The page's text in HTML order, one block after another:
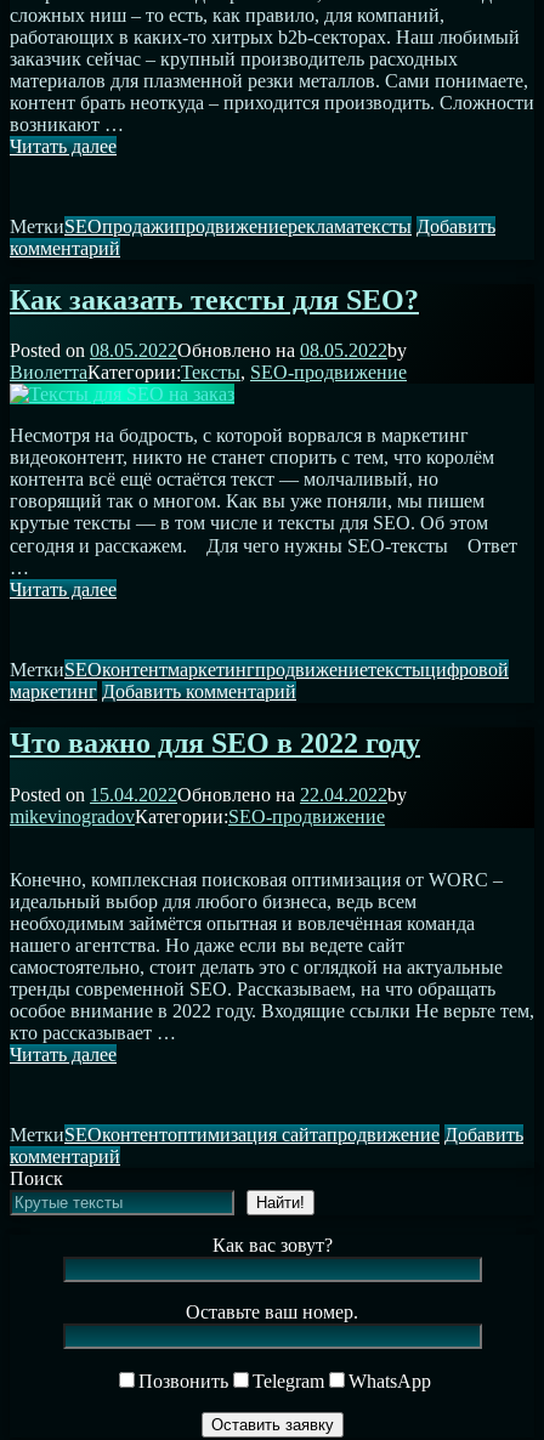
сложных ниш – то есть, как правило, для компаний,
работающих в каких-то хитрых b2b-секторах. Наш любимый
заказчик сейчас – крупный производитель расходных
материалов для плазменной резки металлов. Сами понимаете,
контент брать неоткуда – приходится производить. Сложности
возникают …
Читать далееКак
сложных
ниш
МеткиSEOпродажипродвижениерекламатексты Добавить
комментарийк
писать
для
сложных
ниш
Как заказать тексты для SEO?
Posted on 08.05.2022Обновлено на 08.05.2022by
ВиолеттаКатегории:Тексты, SEO-продвижение
Несмотря на бодрость, с которой ворвался в маркетинг
видеоконтент, никто не станет спорить с тем, что королём
контента всё ещё остаётся текст — молчаливый, но
говорящий так о многом. Как вы уже поняли, мы пишем
крутые тексты — в том числе и тексты для SEO. Об этом
сегодня и расскажем.⁣⁣⠀ Для чего нужны SEO-тексты⁣⁣⠀ Ответ
…
Читать далееКак
для
SEO?
МеткиSEOконтентмаркетингпродвижениетекстыцифровой
маркетинг Добавить комментарийк
Как
заказать
для
SEO?
Что важно для SEO в 2022 году
Posted on 15.04.2022Обновлено на 22.04.2022by
mikevinogradovКатегории:SEO-продвижение
Конечно, комплексная поисковая оптимизация от WORC –
идеальный выбор для любого бизнеса, ведь всем
необходимым займётся опытная и вовлечённая команда
нашего агентства. Но даже если вы ведете сайт
самостоятельно, стоит делать это с оглядкой на актуальные
тренды современной SEO. Рассказываем, на что обращать
особое внимание в 2022 году. Входящие ссылки Не верьте тем,
кто рассказывает …
Читать далееЧто
в
2022
МеткиSEOконтентоптимизация сайтапродвижение Добавить
комментарийк
Что
важно
SEO
в
году
Поиск
Найти!
Как вас зовут?
Оставьте ваш номер.
Позвонить Telegram WhatsApp